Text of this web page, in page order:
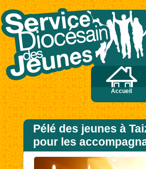
seul. En descendant de la
Accueil
Pélé des jeunes à
pour les